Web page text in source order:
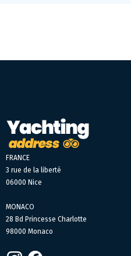
FRANCE
3 rue de la liberté
06000 Nice
MONACO
28 Bd Princesse Charlotte
98000 Monaco